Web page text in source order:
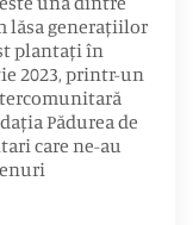
lăsa generațiilor
plantați în
2023, printr-un
Pădurea de
care ne-au